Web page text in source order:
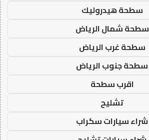
سطحة هيدروليك
سطحة شمال الرياض
سطحة غرب الرياض
سطحة جنوب الرياض
اقرب سطحة
تشليح
شراء سيارات سكراب